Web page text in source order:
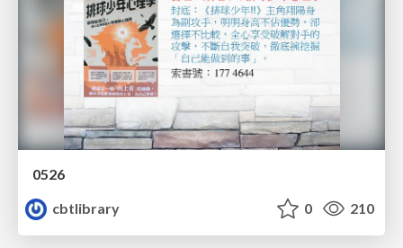
0526
cbtlibrary
0 210